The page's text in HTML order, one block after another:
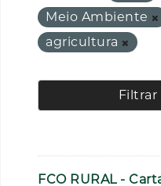
Meio Ambiente
agricultura
Filtrar
FCO RURAL -